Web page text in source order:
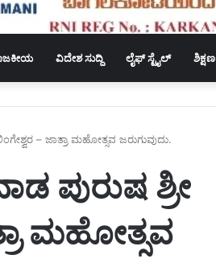
ವಿದೇಶ ಸುದ್ದಿ ಲೈಫ್ ಸ್ಟೈಲ್ ಶಿಕ್ಷಣ
– ಜಾತ್ರಾ ಮಹೋತ್ಸವ ಜರುಗುವುದು.
ಪುರುಷ ಶ್ರೀ
ಮಹೋತ್ಸವ